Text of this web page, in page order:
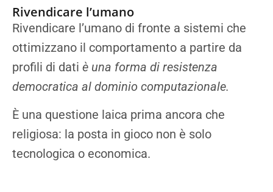
Rivendicare l’umano
Rivendicare l’umano di fronte a sistemi che
ottimizzano il comportamento a partire da
profili di dati è una forma di resistenza
democratica al dominio computazionale.
È una questione laica prima ancora che
religiosa: la posta in gioco non è solo
tecnologica o economica.